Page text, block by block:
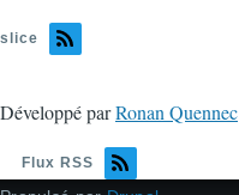
slice
Développé parRonan Quennec
Flux RSS